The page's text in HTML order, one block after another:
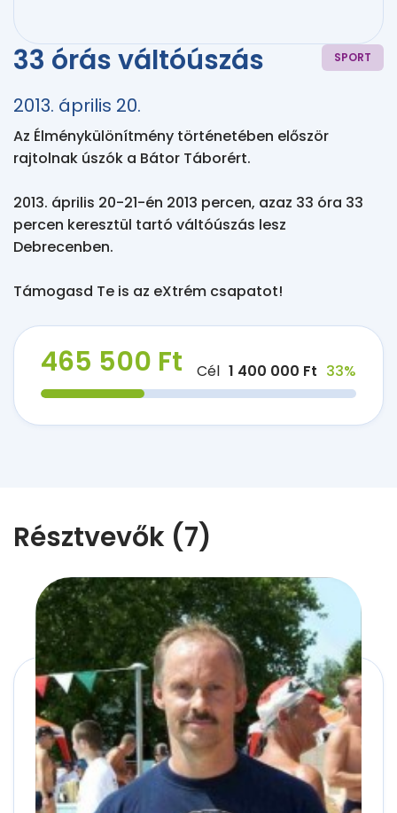
33 órás váltóúszás
2013. április 20.
SPORT
Az Élménykülönítmény történetében először
rajtolnak úszók a Bátor Táborért.
2013. április 20-21-én 2013 percen, azaz 33 óra 33
percen keresztül tartó váltóúszás lesz
Debrecenben.
Támogasd Te is az eXtrém csapatot!
465 500 Ft Cél 1 400 000 Ft 33%
Résztvevők (7)